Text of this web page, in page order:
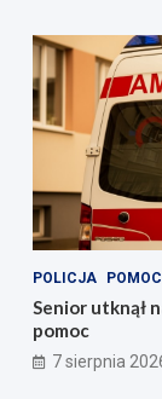
POLICJA POMOC
Senior utknął
pomoc
7 sierpnia